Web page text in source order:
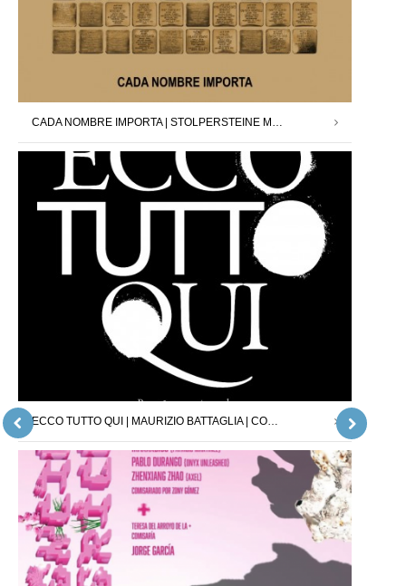
CADA NOMBRE IMPORTA | STOLPERSTEINE MADRID X DAVID CÁRDENAS | 12.09.25 – 11.10.25
ECCO TUTTO QUI | MAURIZIO BATTAGLIA | COMISARIO : JORDI PALLARÈS | 26.04.25 – 24.05.25